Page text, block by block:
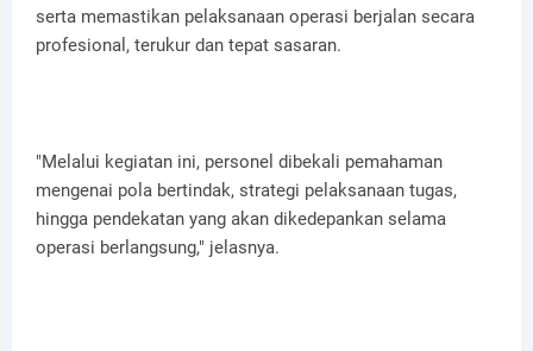
serta memastikan pelaksanaan operasi berjalan secara
profesional, terukur dan tepat sasaran.
"Melalui kegiatan ini, personel dibekali pemahaman
mengenai pola bertindak, strategi pelaksanaan tugas,
hingga pendekatan yang akan dikedepankan selama
operasi berlangsung," jelasnya.